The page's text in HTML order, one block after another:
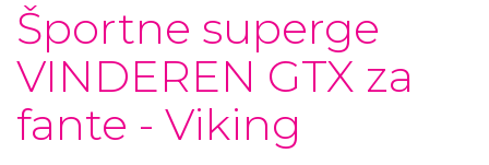
Športne superge
VINDEREN GTX za
fante - Viking